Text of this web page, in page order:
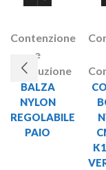
Contenzione
e
Conduzione
BALZA
NYLON
REGOLABILE
PAIO